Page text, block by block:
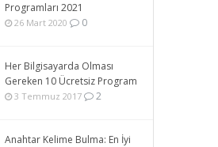
Programları 2021
26 Mart 2020 0
Her Bilgisayarda Olması
Gereken 10 Ücretsiz Program
3 Temmuz 2017 2
Anahtar Kelime Bulma: En İyi